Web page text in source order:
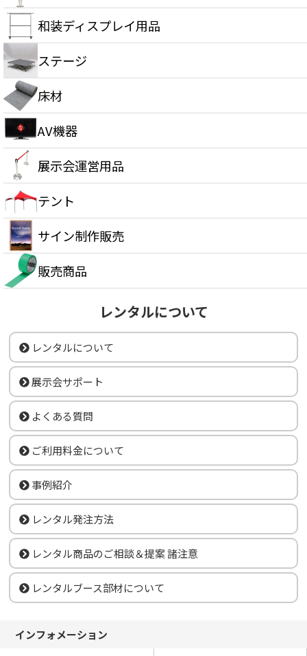
和装ディスプレイ用品
ステージ
床材
AV機器
展示会運営用品
テント
サイン制作販売
販売商品
レンタルについて
レンタルについて
展示会サポート
よくある質問
ご利用料金について
事例紹介
レンタル発注方法
レンタル商品のご相談＆提案 諸注意
レンタルブース部材について
インフォメーション